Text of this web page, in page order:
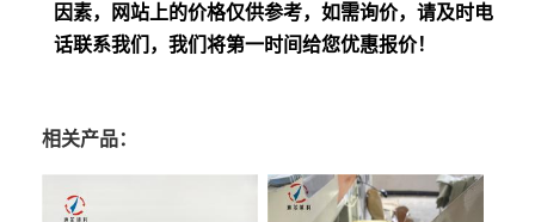
因素，网站上的价格仅供参考，如需询价，请及时电
话联系我们，我们将第一时间给您优惠报价！
相关产品：